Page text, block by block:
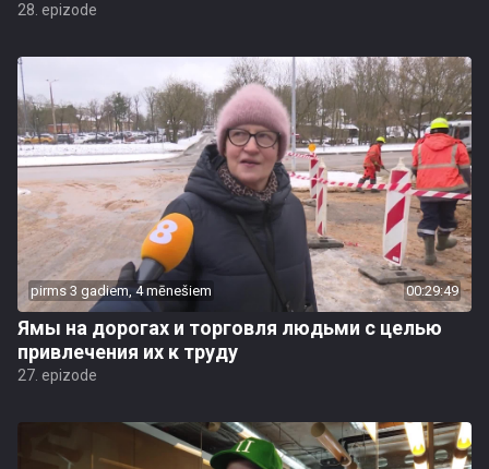
28. epizode
pirms 3 gadiem, 4 mēnešiem 00:29:49
Ямы на дорогах и торговля людьми с целью
привлечения их к труду
27. epizode